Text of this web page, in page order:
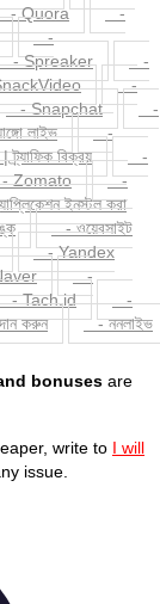
-
- Spreaker
-
-
- Snapchat
-
লাইভ
-
বিক্রয়
-
-
ইনস্টল করা
- ওয়েবসাইট
- Yandex
-
Tach.id
-
করুন
- ননলাইভ
bonuses
issue.